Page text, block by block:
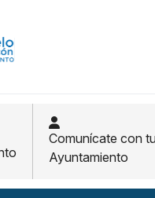
Comunícate con
Ayuntamiento